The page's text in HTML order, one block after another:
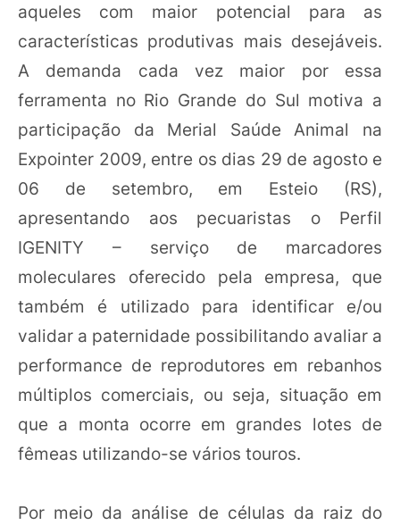
aqueles com maior potencial para as
características produtivas mais desejáveis.
A demanda cada vez maior por essa
ferramenta no Rio Grande do Sul motiva a
participação da Merial Saúde Animal na
Expointer 2009, entre os dias 29 de agosto e
06 de setembro, em Esteio (RS),
apresentando aos pecuaristas o Perfil
IGENITY – serviço de marcadores
moleculares oferecido pela empresa, que
também é utilizado para identificar e/ou
validar a paternidade possibilitando avaliar a
performance de reprodutores em rebanhos
múltiplos comerciais, ou seja, situação em
que a monta ocorre em grandes lotes de
fêmeas utilizando-se vários touros.
Por meio da análise de células da raiz do